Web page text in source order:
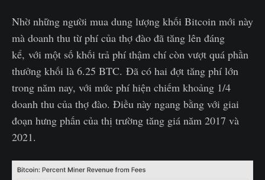
Nhờ những người mua dung lượng khối Bitcoin mới này
mà doanh thu từ phí của thợ đào đã tăng lên đáng
kể, với một số khối trả phí thậm chí còn vượt quá phần
thưởng khối là 6.25 BTC. Đã có hai đợt tăng phí lớn
trong năm nay, với mức phí hiện chiếm khoảng 1/4
doanh thu của thợ đào. Điều này ngang bằng với giai
đoạn hưng phấn của thị trường tăng giá năm 2017 và
2021.